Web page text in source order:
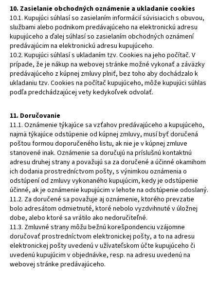
10. Zasielanie obchodných oznámenie a ukladanie cookies
10.1. Kupujúci súhlasí so zasielaním informácií súvisiacich s obuvou,
službami alebo podnikom predávajúceho na elektronickú adresu
kupujúceho a ďalej súhlasí so zasielaním obchodných oznámení
predávajúcim na elektronickú adresu kupujúceho.
10.2. Kupujúci súhlasí s ukladaním tzv. Cookies na jeho počítač. V
prípade, že je nákup na webovej stránke možné vykonať a záväzky
predávajúceho z kúpnej zmluvy plniť, bez toho aby dochádzalo k
ukladaniu tzv. Cookies na počítač kupujúceho, môže kupujúci súhlas
podľa predchádzajúcej vety kedykoľvek odvolať.
11. Doručovanie
11.1. Oznámenie týkajúce sa vzťahov predávajúceho a kupujúceho,
najmä týkajúce odstúpenie od kúpnej zmluvy, musí byť doručená
poštou formou doporučeného listu, ak nie je v kúpnej zmluve
stanovené inak. Oznámenie sa doručujú na príslušnú kontaktnú
adresu druhej strany a považujú sa za doručené a účinné okamihom
ich dodania prostredníctvom pošty, s výnimkou oznámenia o
odstúpení od zmluvy vykonaného kupujúcim, kedy je odstúpenie
účinné, ak je oznámenie kupujúcim v lehote na odstúpenie odoslaný.
11.2. Za doručené sa považuje aj oznámenie, ktorého prevzatie
bolo adresátom odmietnuté, ktoré nebolo vyzdvihnuté v úložnej
dobe, alebo ktoré sa vrátilo ako nedoručiteľné.
11.3. Zmluvné strany môžu bežnú korešpondenciu vzájomne
doručovať prostredníctvom elektronickej pošty, a to na adresu
elektronickej pošty uvedenú v užívateľskom účte kupujúceho či
uvedenú kupujúcim v objednávke, resp. na adresu uvedenú na
webovej stránke predávajúceho.